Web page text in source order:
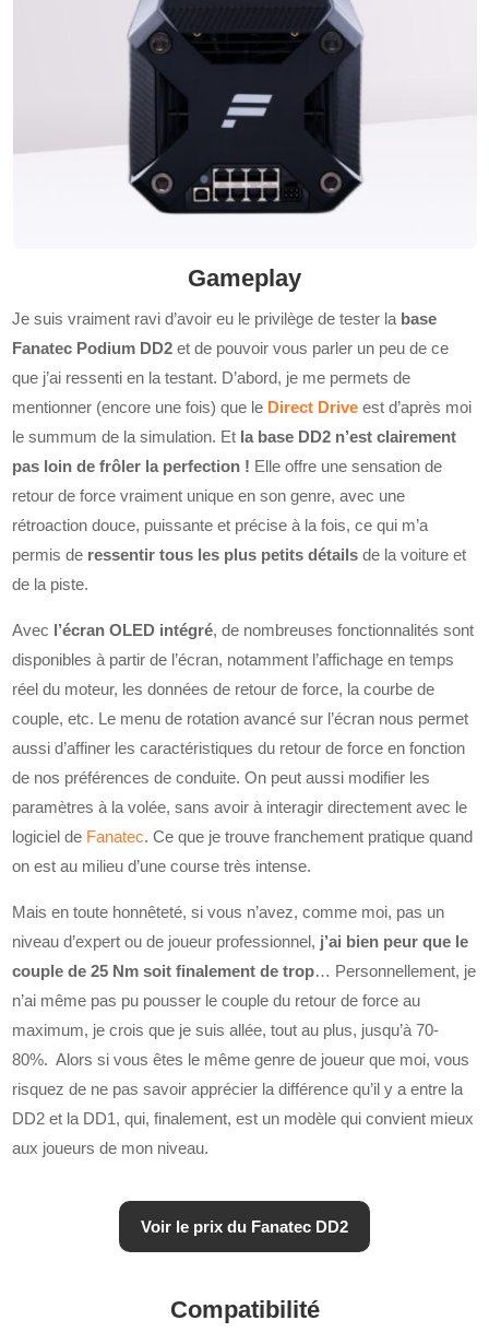
Gameplay
Je suis vraiment ravi d’avoir eu le privilège de tester labase
Fanatec Podium DD2 et de pouvoir vous parler un peu de ce
que j’ai ressenti en la testant. D’abord, je me permets de
mentionner (encore une fois) que le Direct Drive est d’après moi
le summum de la simulation. Et la base DD2 n’est clairement
pas loin de frôler la perfection ! Elle offre une sensation de
retour de force vraiment unique en son genre, avec une
rétroaction douce, puissante et précise à la fois, ce qui m’a
permis de ressentir tous les plus petits détailsde la voiture et
de la piste.
Avec l’écran OLED intégré, de nombreuses fonctionnalités sont
disponibles à partir de l’écran, notamment l’affichage en temps
réel du moteur, les données de retour de force, la courbe de
couple, etc. Le menu de rotation avancé sur l’écran nous permet
aussi d’affiner les caractéristiques du retour de force en fonction
de nos préférences de conduite. On peut aussi modifier les
paramètres à la volée, sans avoir à interagir directement avec le
logiciel de Fanatec. Ce que je trouve franchement pratique quand
on est au milieu d’une course très intense.
Mais en toute honnêteté, si vous n’avez, comme moi, pas un
niveau d’expert ou de joueur professionnel, j’ai bien peur que le
couple de 25 Nm soit finalement de trop… Personnellement, je
n’ai même pas pu pousser le couple du retour de force au
maximum, je crois que je suis allée, tout au plus, jusqu’à 70-
80%. Alors si vous êtes le même genre de joueur que moi, vous
risquez de ne pas savoir apprécier la différence qu’il y a entre la
DD2 et la DD1, qui, finalement, est un modèle qui convient mieux
aux joueurs de mon niveau.
Voir le prix du Fanatec DD2
Compatibilité